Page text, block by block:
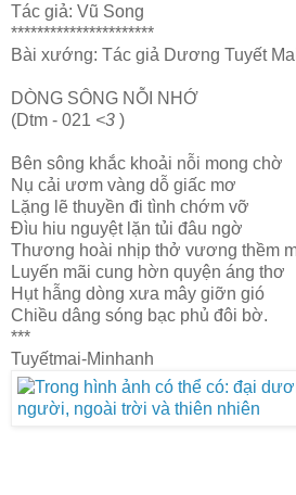
Tác giả: Vũ Song
**********************
Bài xướng: Tác giả Dương Tuyết
DÒNG SÔNG NỖI NHỚ
(Dtm - 021 <3 )
Bên sông khắc khoải nỗi mong chờ
Nụ cải ươm vàng dỗ giấc mơ
Lặng lẽ thuyền đi tình chớm vỡ
Đìu hiu nguyệt lặn tủi đâu ngờ
Thương hoài nhịp thở vương thềm
Luyến mãi cung hờn quyện áng thơ
Hụt hẫng dòng xưa mây giỡn gió
Chiều dâng sóng bạc phủ đôi bờ.
***
Tuyếtmai-Minhanh